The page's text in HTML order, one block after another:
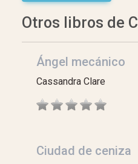
Otros libros de
Ángel mecánico
Cassandra Clare
Ciudad de ceniza